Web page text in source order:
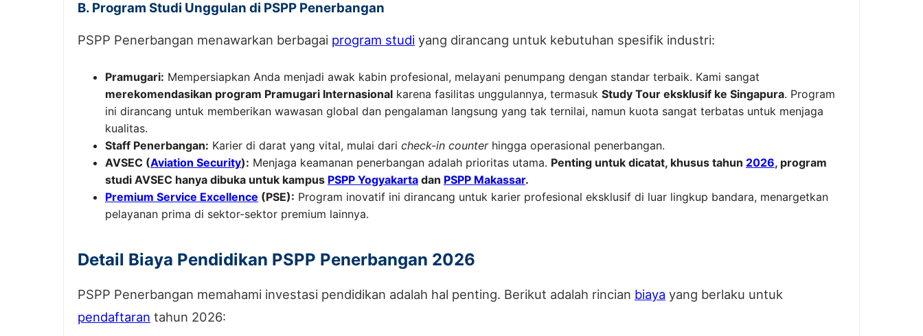
B. Program Studi Unggulan di PSPP Penerbangan
PSPP Penerbangan menawarkan berbagai program studi yang dirancang untuk kebutuhan spesifik industri:
Pramugari: Mempersiapkan Anda menjadi awak kabin profesional, melayani penumpang dengan standar terbaik. Kami sangat
merekomendasikan program Pramugari Internasional karena fasilitas unggulannya, termasuk Study Tour eksklusif ke Singapura. Program
ini dirancang untuk memberikan wawasan global dan pengalaman langsung yang tak ternilai, namun kuota sangat terbatas untuk menjaga
kualitas.
Staff Penerbangan: Karier di darat yang vital, mulai dari check-in counterhingga operasional penerbangan.
AVSEC (Aviation Security): Menjaga keamanan penerbangan adalah prioritas utama. Penting untuk dicatat, khusus tahun 2026, program
studi AVSEC hanya dibuka untuk kampus PSPP Yogyakarta dan PSPP Makassar.
Premium Service Excellence (PSE): Program inovatif ini dirancang untuk karier profesional eksklusif di luar lingkup bandara, menargetkan
pelayanan prima di sektor-sektor premium lainnya.
Detail Biaya Pendidikan PSPP Penerbangan 2026
PSPP Penerbangan memahami investasi pendidikan adalah hal penting. Berikut adalah rincian biaya yang berlaku untuk
pendaftaran tahun 2026: